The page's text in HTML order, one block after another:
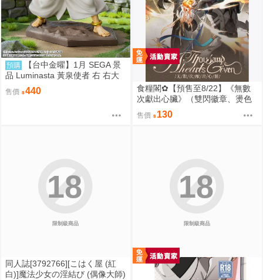
預購
【台中金曜】1月 SEGA 景
品 Luminasta 黃泉使者 右 右大
人 0901
售價 440
食糧閣✿【預售至8/22】《無數
次獻出心臟》（雙閃徽章、燙色
大拍立得&逆向對裱塔羅牌、壓克
力雙閃色紙、彩窗普麻、彩窗立
售價 130
限制級商品
18
同人誌[3792766][こはく屋 (紅
白)]魔法少女の淫結び (偶像大師)
限制級商品
18